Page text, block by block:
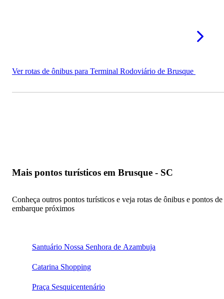
Ver rotas de ônibus para Terminal Rodoviário de Brusque
Mais pontos turísticos em Brusque - SC
Conheça outros pontos turísticos e veja rotas de ônibus e pontos de
embarque próximos
Santuário Nossa Senhora de Azambuja
Catarina Shopping
Praça Sesquicentenário